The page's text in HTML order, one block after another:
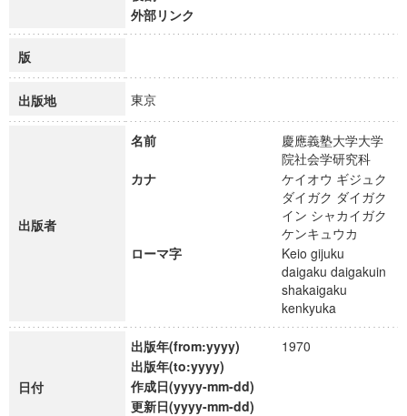
外部リンク
版
出版地 東京
出版者
名前
慶應義塾大学大学
院社会学研究科
カナ
ケイオウ ギジュク
ダイガク ダイガク
イン シャカイガク
ケンキュウカ
ローマ字
Keio gijuku
daigaku daigakuin
shakaigaku
kenkyuka
日付
出版年(from:yyyy)
1970
出版年(to:yyyy)
作成日(yyyy-mm-dd)
更新日(yyyy-mm-dd)